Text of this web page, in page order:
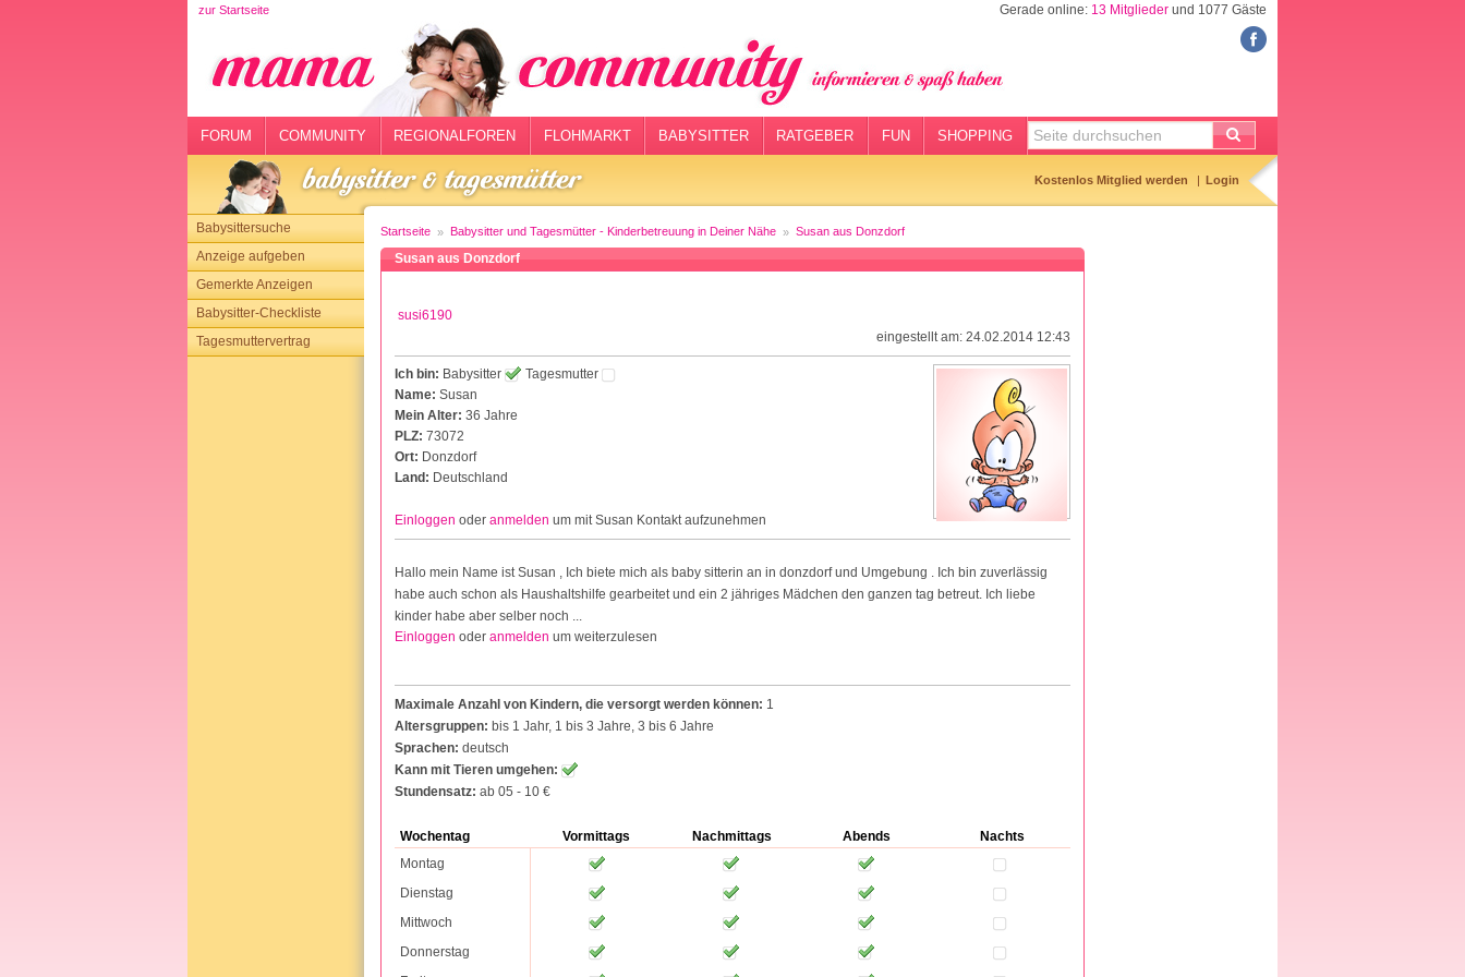
zur Startseite Gerade online: 13 Mitglieder und 1077 Gäste
FORUM COMMUNITY REGIONALFOREN FLOHMARKT BABYSITTER RATGEBER FUN SHOPPING
Kostenlos Mitglied werden Login
Babysittersuche
Anzeige aufgeben
Gemerkte Anzeigen
Babysitter-Checkliste
Tagesmuttervertrag
Startseite Babysitter und Tagesmütter - Kinderbetreuung in Deiner Nähe Susan aus Donzdorf
Susan aus Donzdorf
susi6190
eingestellt am: 24.02.2014 12:43
Ich bin: Babysitter
Tagesmutter
Name: Susan
Mein Alter: 36 Jahre
PLZ: 73072
Ort: Donzdorf
Land: Deutschland
Einloggen oder anmelden um mit Susan Kontakt aufzunehmen
Hallo mein Name ist Susan , Ich biete mich als baby sitterin an in donzdorf und Umgebung . Ich bin zuverlässig
habe auch schon als Haushaltshilfe gearbeitet und ein 2 jähriges Mädchen den ganzen tag betreut. Ich liebe
kinder habe aber selber noch ...
Einloggen oder anmelden um weiterzulesen
Maximale Anzahl von Kindern, die versorgt werden können: 1
Altersgruppen: bis 1 Jahr, 1 bis 3 Jahre, 3 bis 6 Jahre
Sprachen: deutsch
Kann mit Tieren umgehen:
Stundensatz: ab 05 - 10 €
Wochentag Vormittags Nachmittags Abends
Nachts
Montag
Dienstag
Mittwoch
Donnerstag